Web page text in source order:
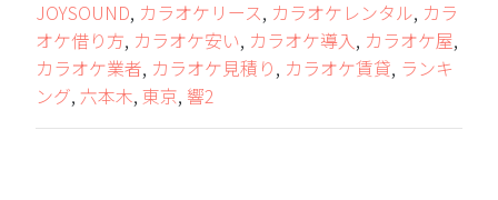
JOYSOUND, カラオケリース, カラオケレンタル, カラ
オケ借り方, カラオケ安い, カラオケ導入, カラオケ屋,
カラオケ業者, カラオケ見積り, カラオケ賃貸, ランキ
ング, 六本木, 東京, 響2